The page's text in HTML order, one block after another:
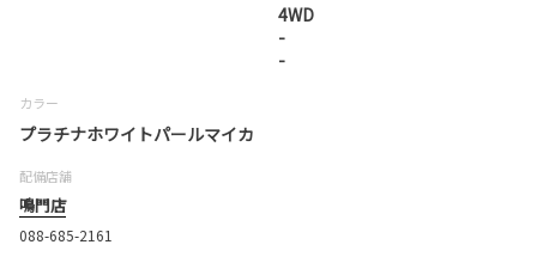
4WD
-
-
カラー
プラチナホワイトパールマイカ
配備店舗
鳴門店
088-685-2161